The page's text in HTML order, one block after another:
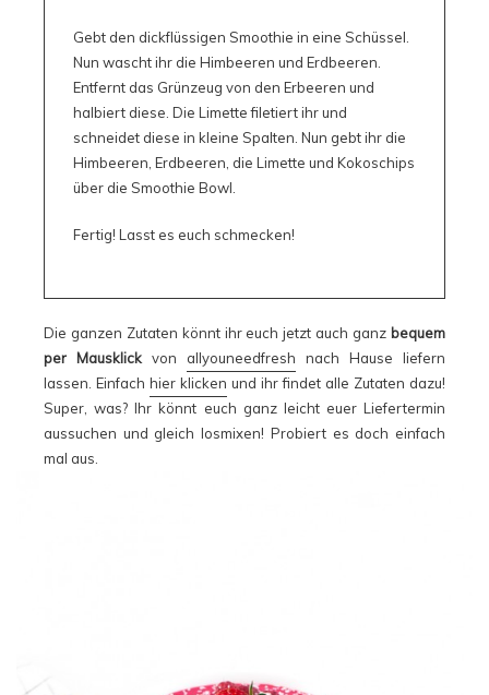
Gebt den dickflüssigen Smoothie in eine Schüssel.
Nun wascht ihr die Himbeeren und Erdbeeren.
Entfernt das Grünzeug von den Erbeeren und
halbiert diese. Die Limette filetiert ihr und
schneidet diese in kleine Spalten. Nun gebt ihr die
Himbeeren, Erdbeeren, die Limette und Kokoschips
über die Smoothie Bowl.
Fertig! Lasst es euch schmecken!
Die ganzen Zutaten könnt ihr euch jetzt auch ganz bequem
per Mausklick von allyouneedfresh nach Hause liefern
lassen. Einfach hier klicken und ihr findet alle Zutaten dazu!
Super, was? Ihr könnt euch ganz leicht euer Liefertermin
aussuchen und gleich losmixen! Probiert es doch einfach
mal aus.